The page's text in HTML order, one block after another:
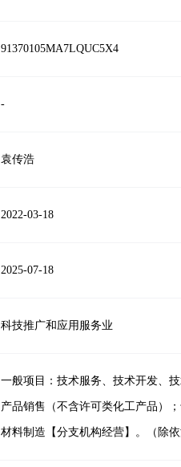
91370105MA7LQUC5X4
-
袁传浩
2022-03-18
2025-07-18
科技推广和应用服务业
一般项目：技术服务、技术开发、
产品销售（不含许可类化工产品）
材料制造【分支机构经营】。（除